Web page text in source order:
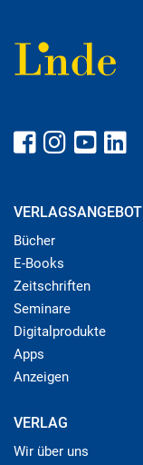
VERLAGSANGEBOT
Bücher
E-Books
Zeitschriften
Seminare
Digitalprodukte
Apps
Anzeigen
VERLAG
Wir über uns